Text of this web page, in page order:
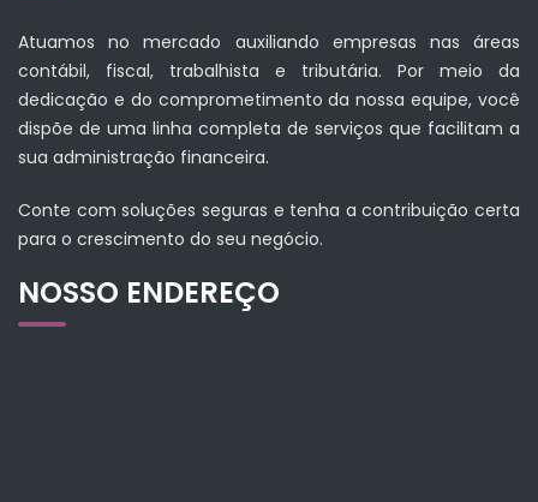
Atuamos no mercado auxiliando empresas nas áreas
contábil, fiscal, trabalhista e tributária. Por meio da
dedicação e do comprometimento da nossa equipe, você
dispõe de uma linha completa de serviços que facilitam a
sua administração financeira.
Conte com soluções seguras e tenha a contribuição certa
para o crescimento do seu negócio.
NOSSO ENDEREÇO